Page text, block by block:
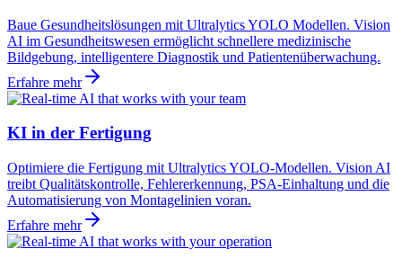
Baue Gesundheitslösungen mit Ultralytics YOLO Modellen. Vision
AI im Gesundheitswesen ermöglicht schnellere medizinische
Bildgebung, intelligentere Diagnostik und Patientenüberwachung.
Erfahre mehr
KI in der Fertigung
Optimiere die Fertigung mit Ultralytics YOLO-Modellen. Vision AI
treibt Qualitätskontrolle, Fehlererkennung, PSA-Einhaltung und die
Automatisierung von Montagelinien voran.
Erfahre mehr